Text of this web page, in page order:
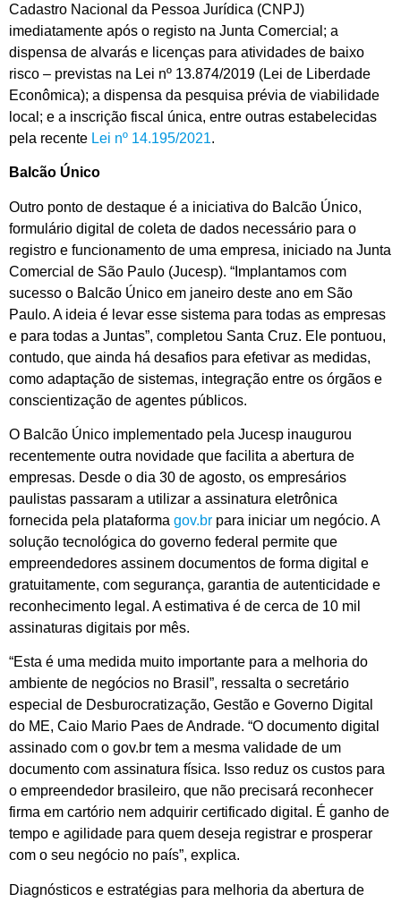
Cadastro Nacional da Pessoa Jurídica (CNPJ)
imediatamente após o registo na Junta Comercial; a
dispensa de alvarás e licenças para atividades de baixo
risco – previstas na Lei nº 13.874/2019 (Lei de Liberdade
Econômica); a dispensa da pesquisa prévia de viabilidade
local; e a inscrição fiscal única, entre outras estabelecidas
pela recente Lei nº 14.195/2021.
Balcão Único
Outro ponto de destaque é a iniciativa do Balcão Único,
formulário digital de coleta de dados necessário para o
registro e funcionamento de uma empresa, iniciado na Junta
Comercial de São Paulo (Jucesp). “Implantamos com
sucesso o Balcão Único em janeiro deste ano em São
Paulo. A ideia é levar esse sistema para todas as empresas
e para todas a Juntas”, completou Santa Cruz. Ele pontuou,
contudo, que ainda há desafios para efetivar as medidas,
como adaptação de sistemas, integração entre os órgãos e
conscientização de agentes públicos.
O Balcão Único implementado pela Jucesp inaugurou
recentemente outra novidade que facilita a abertura de
empresas. Desde o dia 30 de agosto, os empresários
paulistas passaram a utilizar a assinatura eletrônica
fornecida pela plataforma gov.br para iniciar um negócio. A
solução tecnológica do governo federal permite que
empreendedores assinem documentos de forma digital e
gratuitamente, com segurança, garantia de autenticidade e
reconhecimento legal. A estimativa é de cerca de 10 mil
assinaturas digitais por mês.
“Esta é uma medida muito importante para a melhoria do
ambiente de negócios no Brasil”, ressalta o secretário
especial de Desburocratização, Gestão e Governo Digital
do ME, Caio Mario Paes de Andrade. “O documento digital
assinado com o gov.br tem a mesma validade de um
documento com assinatura física. Isso reduz os custos para
o empreendedor brasileiro, que não precisará reconhecer
firma em cartório nem adquirir certificado digital. É ganho de
tempo e agilidade para quem deseja registrar e prosperar
com o seu negócio no país”, explica.
Diagnósticos e estratégias para melhoria da abertura de